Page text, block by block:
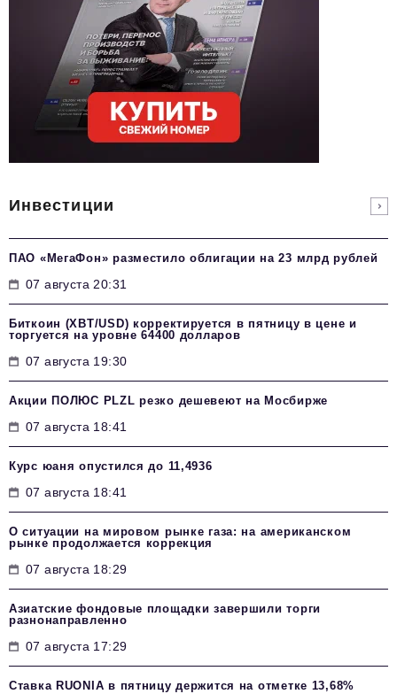
Инвестиции
ПАО «МегаФон» разместило облигации на 23 млрд рублей
07 августа 20:31
Биткоин (XBT/USD) корректируется в пятницу в цене и
торгуется на уровне 64400 долларов
07 августа 19:30
Акции ПОЛЮС PLZL резко дешевеют на Мосбирже
07 августа 18:41
Курс юаня опустился до 11,4936
07 августа 18:41
О ситуации на мировом рынке газа: на американском
рынке продолжается коррекция
07 августа 18:29
Азиатские фондовые площадки завершили торги
разнонаправленно
07 августа 17:29
Ставка RUONIA в пятницу держится на отметке 13,68%